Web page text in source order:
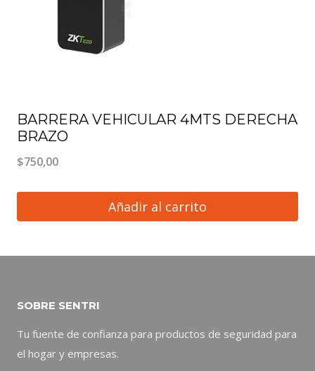
BARRERA VEHICULAR 4MTS DERECHA
BRAZO
$750,00
Añadir al carrito
SOBRE SENTRI
Tu fuente de confianza para productos de seguridad para
el hogar y empresas.